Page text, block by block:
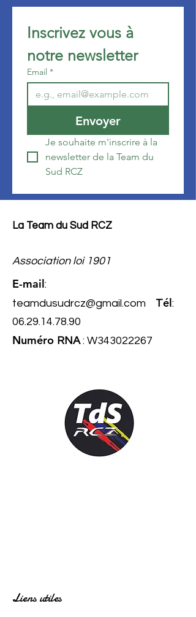
Inscrivez vous à
notre newsletter
Email *
Envoyer
Je souhaite m'inscrire à la
newsletter de la Team du
Sud RCZ
La Team du Sud RCZ
Association loi 1901
E-mail:
teamdusudrcz@gmail.com
Tél:
06.29.14.78.90
Numéro RNA: W343022267
Liens utiles